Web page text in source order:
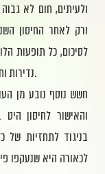
ולעיתים, חום לא
ורק לאחר החיסון
לסיכום, כל תופעות
נדירות וחולפות תוך שעות עד יממה.
חשש נוסף נובע מן
והאישור לחיסון
בניגוד לתחזיות
לכאורה היא שנעקפו